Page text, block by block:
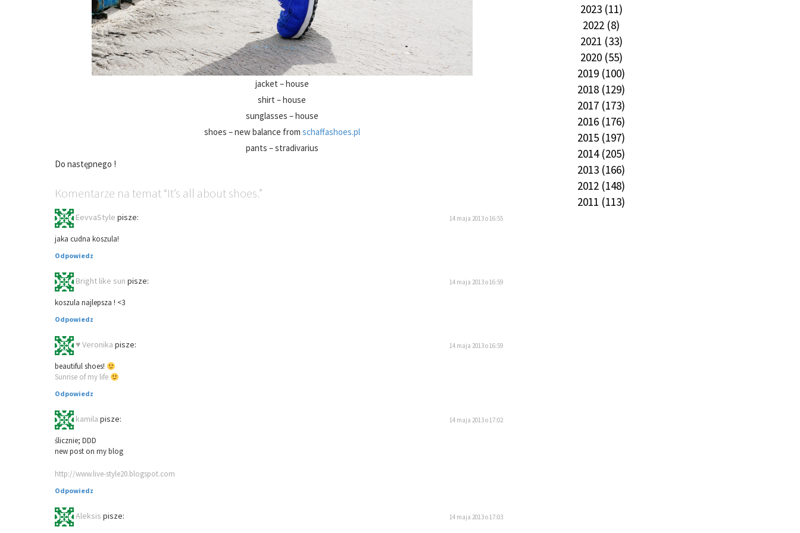
jacket – house
shirt – house
sunglasses – house
shoes – new balance from schaffashoes.pl
pants – stradivarius
Do następnego !
Komentarze na temat “It’s all about shoes.”
EevvaStyle pisze: 14 maja 2013 o 16:55
jaka cudna koszula!
Odpowiedz
Bright like sun pisze: 14 maja 2013 o 16:59
koszula najlepsza ! <3
Odpowiedz
♥ Veronika pisze: 14 maja 2013 o 16:59
beautiful shoes!
Sunrise of my life
Odpowiedz
kamila pisze: 14 maja 2013 o 17:02
ślicznie; DDD
new post on my blog
http://www.live-style20.blogspot.com
Odpowiedz
Aleksis pisze: 14 maja 2013 o 17:03
2023 (11)
2022 (8)
2021 (33)
2020 (55)
2019 (100)
2018 (129)
2017 (173)
2016 (176)
2015 (197)
2014 (205)
2013 (166)
2012 (148)
2011 (113)